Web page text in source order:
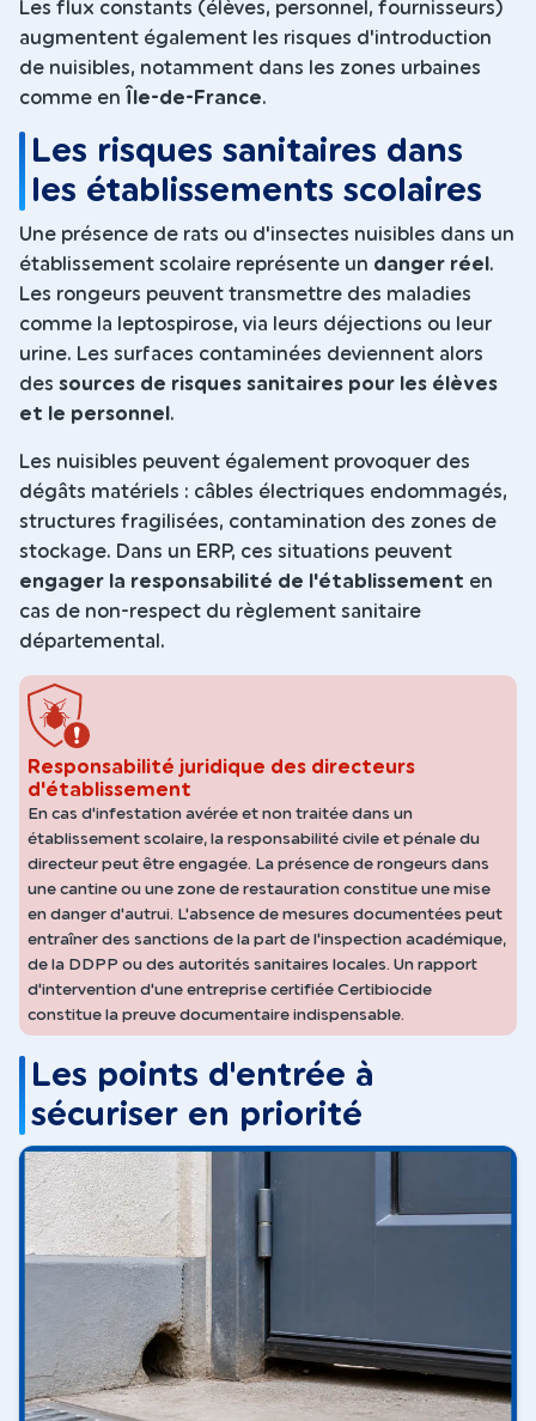
Les flux constants (élèves, personnel, fournisseurs)
augmentent également les risques d'introduction
de nuisibles, notamment dans les zones urbaines
comme en
Île-de-France.
Les risques sanitaires dans
les établissements scolaires
Une présence de rats ou d'insectes nuisibles dans un
établissement scolaire représente un danger réel.
Les rongeurs peuvent transmettre des maladies
comme la leptospirose, via leurs déjections ou leur
urine. Les surfaces contaminées deviennent alors
des sources de risques sanitaires pour les élèves
et le personnel.
Les nuisibles peuvent également provoquer des
dégâts matériels : câbles électriques endommagés,
structures fragilisées, contamination des zones de
stockage. Dans un ERP, ces situations peuvent
engager la responsabilité de l'établissement en
cas de non-respect du règlement sanitaire
départemental.
Responsabilité juridique des directeurs
d'établissement
En cas d'infestation avérée et non traitée dans un
établissement scolaire, la responsabilité civile et pénale du
directeur peut être engagée. La présence de rongeurs dans
une cantine ou une zone de restauration constitue une mise
en danger d'autrui. L'absence de mesures documentées peut
entraîner des sanctions de la part de l'inspection académique,
de la DDPP ou des autorités sanitaires locales. Un rapport
d'intervention d'une entreprise certifiée Certibiocide
constitue la preuve documentaire indispensable.
Les points d'entrée à
sécuriser en priorité